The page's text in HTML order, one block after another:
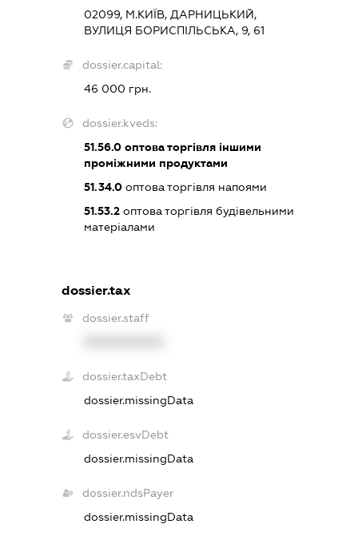
02099, М.КИЇВ, ДАРНИЦЬКИЙ,
ВУЛИЦЯ БОРИСПІЛЬСЬКА, 9, 61
dossier.capital:
46 000 грн.
dossier.kveds:
51.56.0 оптова торгівля іншими
проміжними продуктами
51.34.0 оптова торгівля напоями
51.53.2 оптова торгівля будівельними
матеріалами
dossier.tax
dossier.staff
dossier.taxDebt
dossier.missingData
dossier.esvDebt
dossier.missingData
dossier.ndsPayer
dossier.missingData